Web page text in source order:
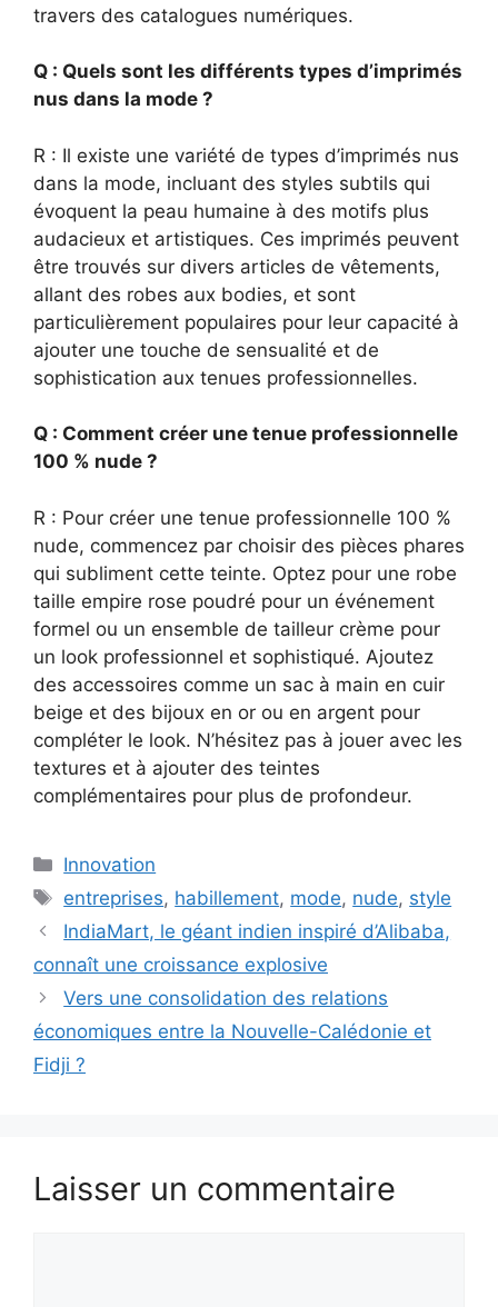
travers des catalogues numériques.
Q : Quels sont les différents types d’imprimés
nus dans la mode ?
R : Il existe une variété de types d’imprimés nus
dans la mode, incluant des styles subtils qui
évoquent la peau humaine à des motifs plus
audacieux et artistiques. Ces imprimés peuvent
être trouvés sur divers articles de vêtements,
allant des robes aux bodies, et sont
particulièrement populaires pour leur capacité à
ajouter une touche de sensualité et de
sophistication aux tenues professionnelles.
Q : Comment créer une tenue professionnelle
100 % nude ?
R : Pour créer une tenue professionnelle 100 %
nude, commencez par choisir des pièces phares
qui subliment cette teinte. Optez pour une robe
taille empire rose poudré pour un événement
formel ou un ensemble de tailleur crème pour
un look professionnel et sophistiqué. Ajoutez
des accessoires comme un sac à main en cuir
beige et des bijoux en or ou en argent pour
compléter le look. N’hésitez pas à jouer avec les
textures et à ajouter des teintes
complémentaires pour plus de profondeur.
Catégories
Innovation
Étiquettes
entreprises, habillement, mode, nude, style
IndiaMart, le géant indien inspiré d’Alibaba,
connaît une croissance explosive
Vers une consolidation des relations
économiques entre la Nouvelle-Calédonie et
Fidji ?
Laisser un commentaire